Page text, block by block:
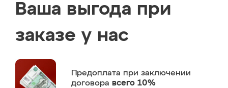
Ваша выгода при
заказе у нас
Предоплата при заключении
договора всего 10%